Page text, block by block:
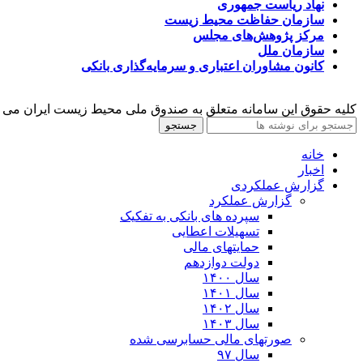
نهاد ریاست جمهوری
سازمان حفاظت محیط زیست
مرکز پژوهش‌های مجلس
سازمان ملل
کانون مشاوران اعتباری و سرمایه‌گذاری بانکی
کلیه حقوق این سامانه متعلق به صندوق ملی محیط زیست ایران می
جستجو
خانه
اخبار
گزارش عملکردی
گزارش عملکرد
سپرده های بانکی به تفکیک
تسهیلات اعطایی
حمایتهای مالی
دولت دوازدهم
سال ۱۴۰۰
سال ۱۴۰۱
سال ۱۴۰۲
سال ۱۴۰۳
صورتهای مالی حسابرسی شده
سال ۹۷